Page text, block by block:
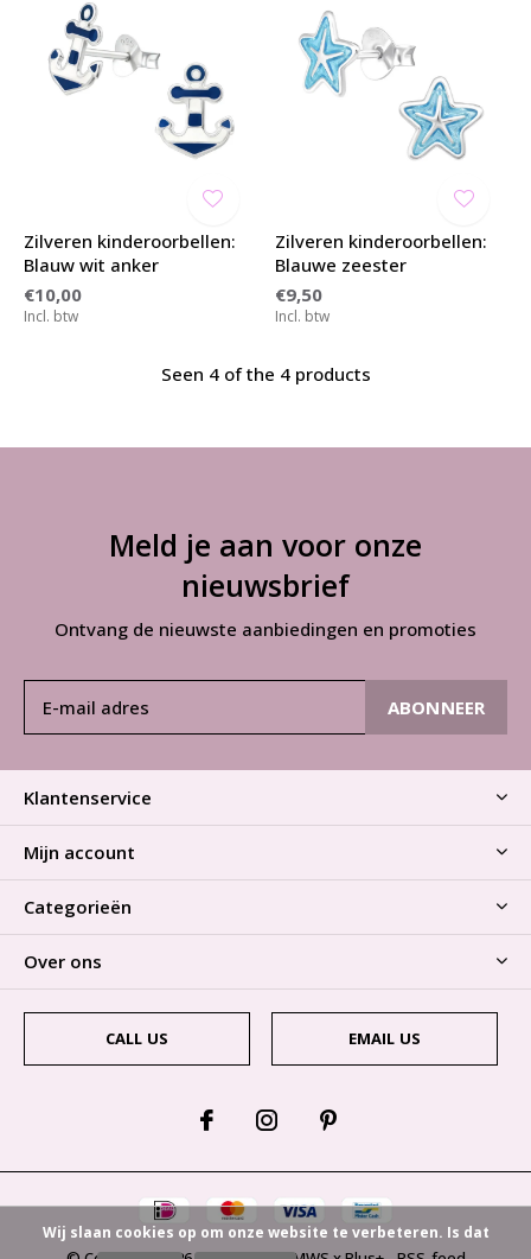
Zilveren kinderoorbellen:
Blauw wit anker
€10,00
Incl. btw
Zilveren kinderoorbellen:
Blauwe zeester
€9,50
Incl. btw
Seen 4 of the 4 products
Meld je aan voor onze
nieuwsbrief
Ontvang de nieuwste aanbiedingen en promoties
ABONNEER
Klantenservice
Mijn account
Categorieën
Over ons
CALL US EMAIL US
Wij slaan cookies op om onze website te verbeteren. Is dat